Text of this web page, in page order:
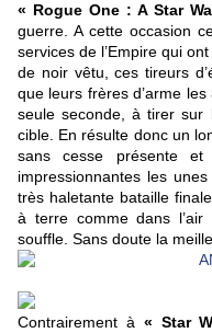
« Rogue One : A Star
guerre. A cette occasion
services de l’Empire qui
de noir vêtu, ces tireurs
que leurs frères d’arme les
seule seconde, à tirer sur
cible. En résulte donc un
sans cesse présente
impressionnantes les
très haletante bataille
à terre comme dans
souffle. Sans doute la
Contrairement à « Star